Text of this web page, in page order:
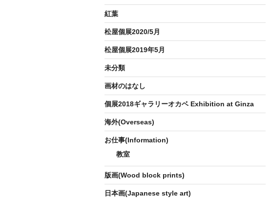
紅葉
松屋個展2020/5月
松屋個展2019年5月
未分類
画材のはなし
個展2018ギャラリーオカベ Exhibition at Ginza
海外(Overseas)
お仕事(Information)
教室
版画(Wood block prints)
日本画(Japanese style art)